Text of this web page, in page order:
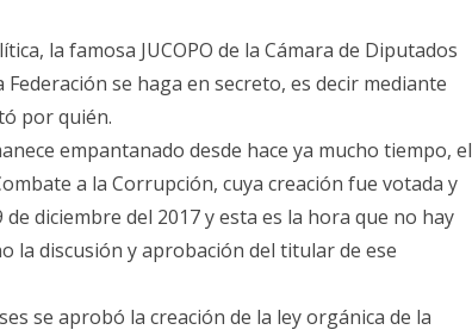
la famosa JUCOPO de la Cámara de Diputados
se haga en secreto, es decir mediante
por quién.
empantanado desde hace ya mucho tiempo, el
a la Corrupción, cuya creación fue votada y
diciembre del 2017 y esta es la hora que no hay
la discusión y aprobación del titular de ese
se aprobó la creación de la ley orgánica de la